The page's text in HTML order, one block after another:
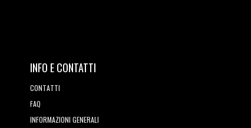
INFO E CONTATTI
CONTATTI
FAQ
INFORMAZIONI GENERALI